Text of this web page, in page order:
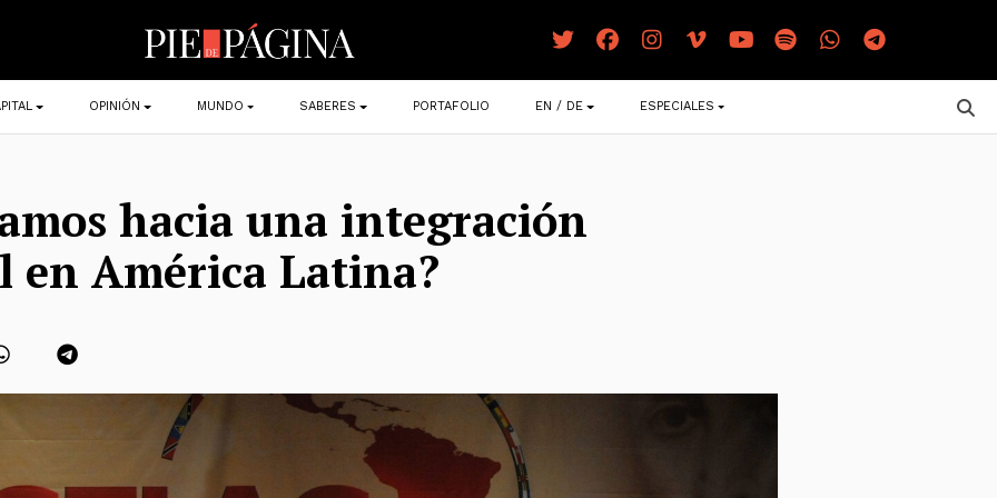
OPINIÓN MUNDO SABERES PORTAFOLIO EN / DE ESPECIALES
hacia una integración
en América Latina?